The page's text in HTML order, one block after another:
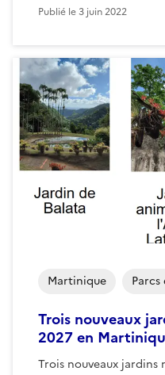
Publié le3 juin 2022
Trois nouveaux
2027 en
Trois nouveaux
Martinique